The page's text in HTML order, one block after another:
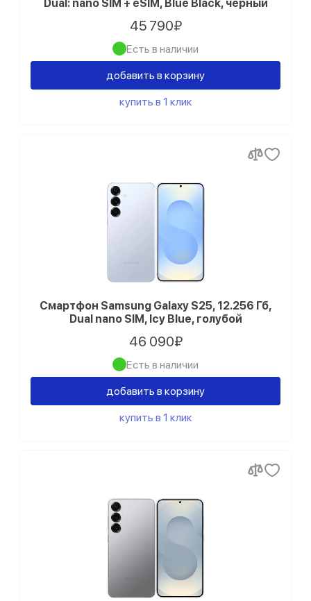
Dual: nano SIM + eSIM, Blue Black, черный
45 790₽
Есть в наличии
добавить в корзину
купить в 1 клик
Смартфон Samsung Galaxy S25, 12.256 Гб,
Dual nano SIM, Icy Blue, голубой
46 090₽
Есть в наличии
добавить в корзину
купить в 1 клик